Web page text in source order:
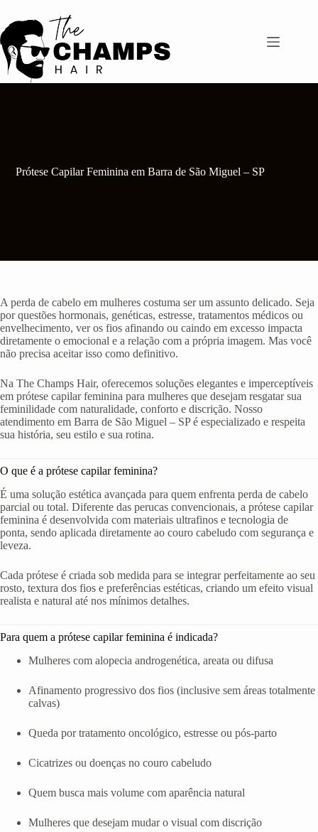
para
o
conteúdo
Prótese Capilar Feminina em Barra de São Miguel – SP
A perda de cabelo em mulheres costuma ser um assunto delicado. Seja
por questões hormonais, genéticas, estresse, tratamentos médicos ou
envelhecimento, ver os fios afinando ou caindo em excesso impacta
diretamente o emocional e a relação com a própria imagem. Mas você
não precisa aceitar isso como definitivo.
Na The Champs Hair, oferecemos soluções elegantes e imperceptíveis
em prótese capilar feminina para mulheres que desejam resgatar sua
feminilidade com naturalidade, conforto e discrição. Nosso
atendimento em Barra de São Miguel – SP é especializado e respeita
sua história, seu estilo e sua rotina.
O que é a prótese capilar feminina?
É uma solução estética avançada para quem enfrenta perda de cabelo
parcial ou total. Diferente das perucas convencionais, a prótese capilar
feminina é desenvolvida com materiais ultrafinos e tecnologia de
ponta, sendo aplicada diretamente ao couro cabeludo com segurança e
leveza.
Cada prótese é criada sob medida para se integrar perfeitamente ao seu
rosto, textura dos fios e preferências estéticas, criando um efeito visual
realista e natural até nos mínimos detalhes.
Para quem a prótese capilar feminina é indicada?
Mulheres com alopecia androgenética, areata ou difusa
Afinamento progressivo dos fios (inclusive sem áreas totalmente
calvas)
Queda por tratamento oncológico, estresse ou pós-parto
Cicatrizes ou doenças no couro cabeludo
Quem busca mais volume com aparência natural
Mulheres que desejam mudar o visual com discrição